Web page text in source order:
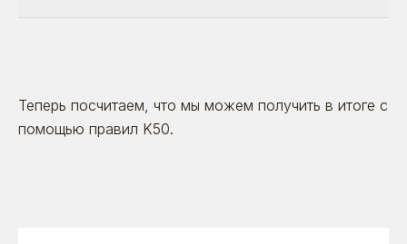
Теперь посчитаем, что мы можем получить в итоге с
помощью правил K50.